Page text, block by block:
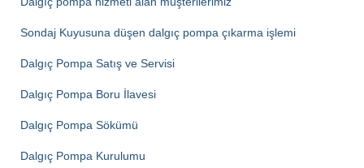
Sondaj Kuyusuna düşen dalgıç pompa çıkarma işlemi
Dalgıç Pompa Satış ve Servisi
Dalgıç Pompa Boru İlavesi
Dalgıç Pompa Sökümü
Dalgıç Pompa Kurulumu